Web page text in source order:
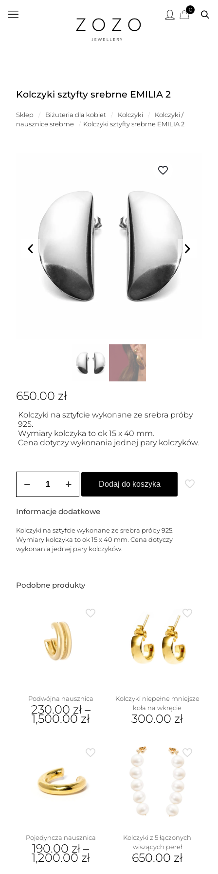
0
Kolczyki sztyfty srebrne EMILIA 2
Sklep / Biżuteria dla kobiet / Kolczyki /
Kolczyki /
nausznice srebrne
/ Kolczyki sztyfty srebrne EMILIA 2
650.00 zł
Kolczyki na sztyfcie wykonane ze srebra próby
925.
Wymiary kolczyka to ok 15 x 40 mm.
Cena dotyczy wykonania jednej pary kolczyków.
Kolczyki
EMILIA
Dodaj do koszyka
Informacje dodatkowe
Kolczyki na sztyfcie wykonane ze srebra próby 925.
Wymiary kolczyka to ok 15 x 40 mm. Cena dotyczy
wykonania jednej pary kolczyków.
Podobne produkty
Podwójna nausznica
230.00 zł–
1,500.00 zł
wariantów.
Opcje
można
wybrać
Kolczyki niepełne mniejsze
koła na wkręcie
300.00 zł
Pojedyncza nausznica
190.00 zł –
1,200.00 zł
Kolczyki z 5 łączonych
wiszących pereł
650.00 zł